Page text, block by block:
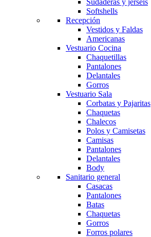
Softshells
Recepción
Vestidos y Faldas
Americanas
Vestuario Cocina
Chaquetillas
Pantalones
Delantales
Gorros
Vestuario Sala
Corbatas y Pajaritas
Chaquetas
Chalecos
Polos y Camisetas
Camisas
Pantalones
Delantales
Body
Sanitario general
Casacas
Pantalones
Batas
Chaquetas
Gorros
Forros polares